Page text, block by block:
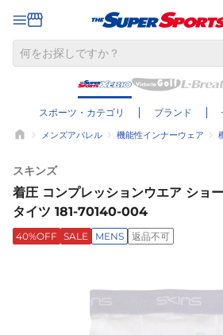
スポーツ・カテゴリ ブランド
メンズアパレル 機能性インナーウェア
スキンズ
着圧 コンプレッションウエア ショ
タイツ 181-70140-004
40%OFF SALE MENS 返品不可